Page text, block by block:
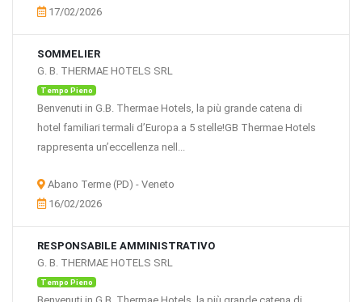
17/02/2026
SOMMELIER
G. B. THERMAE HOTELS SRL
Tempo Pieno
Benvenuti in G.B. Thermae Hotels, la più grande catena di
hotel familiari termali d’Europa a 5 stelle!GB Thermae Hotels
rappresenta un’eccellenza nell...
Abano Terme (PD) - Veneto
16/02/2026
RESPONSABILE AMMINISTRATIVO
G. B. THERMAE HOTELS SRL
Tempo Pieno